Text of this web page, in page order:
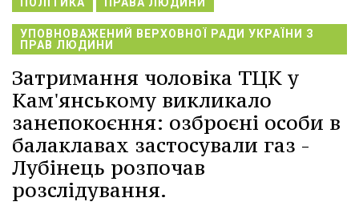
УПОВНОВАЖЕНИЙ ВЕРХОВНОЇ РАДИ УКРАЇНИ З
ПРАВ ЛЮДИНИ
Затримання чоловіка ТЦК у
Кам'янському викликало
занепокоєння: озброєні особи в
балаклавах застосували газ -
Лубінець розпочав
розслідування.